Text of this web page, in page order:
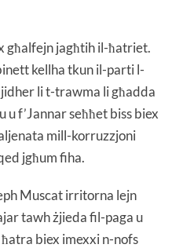
għalfejn jagħtih il-ħatriet.
kellha tkun il-parti l-
li t-trawma li għadda
f’Jannar seħħet biss biex
mill-korruzzjoni
jgħum fiha.
Muscat irritorna lejn
tawh żjieda fil-paga u
biex imexxi n-nofs